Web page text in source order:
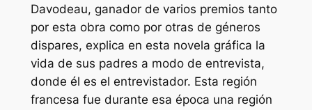
Davodeau, ganador de varios premios tanto
por esta obra como por otras de géneros
dispares, explica en esta novela gráfica la
vida de sus padres a modo de entrevista,
donde él es el entrevistador. Esta región
francesa fue durante esa época una región